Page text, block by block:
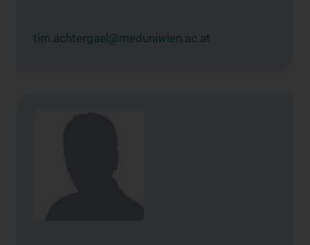
tim.achtergael@meduniwien.ac.at